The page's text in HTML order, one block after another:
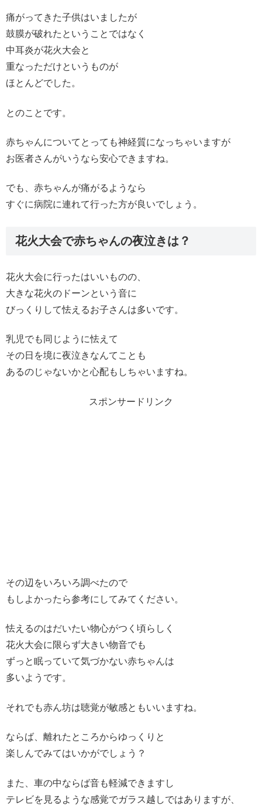
痛がってきた子供はいましたが
鼓膜が破れたということではなく
中耳炎が花火大会と
重なっただけというものが
ほとんどでした。
とのことです。
赤ちゃんについてとっても神経質になっちゃいますが
お医者さんがいうなら安心できますね。
でも、赤ちゃんが痛がるようなら
すぐに病院に連れて行った方が良いでしょう。
花火大会で赤ちゃんの夜泣きは？
花火大会に行ったはいいものの、
大きな花火のドーンという音に
びっくりして怯えるお子さんは多いです。
乳児でも同じように怯えて
その日を境に夜泣きなんてことも
あるのじゃないかと心配もしちゃいますね。
スポンサードリンク
その辺をいろいろ調べたので
もしよかったら参考にしてみてください。
怯えるのはだいたい物心がつく頃らしく
花火大会に限らず大きい物音でも
ずっと眠っていて気づかない赤ちゃんは
多いようです。
それでも赤ん坊は聴覚が敏感ともいいますね。
ならば、離れたところからゆっくりと
楽しんでみてはいかがでしょう？
また、車の中ならば音も軽減できますし
テレビを見るような感覚でガラス越しではありますが、